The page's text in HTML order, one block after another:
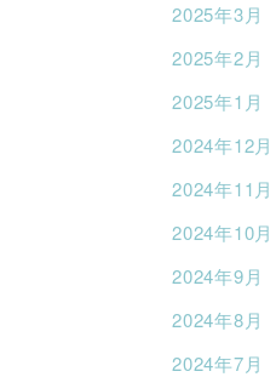
2025年3月
2025年2月
2025年1月
2024年12月
2024年11月
2024年10月
2024年9月
2024年8月
2024年7月